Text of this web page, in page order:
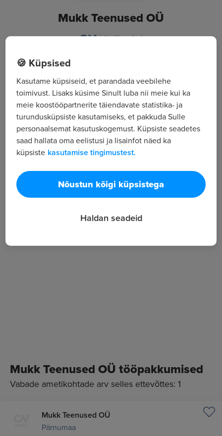
Mukk Teenused OÜ
Kõik tööpakkumised
Tööpakkuja tutvustus
10
Vaatamised
Mukk Teenused OÜ tööpakkumised
Vabade ametikohtade arv selles ettevõttes: 1
Mukk Teenused OÜ
Pärnumaa
🍪 Küpsised
Kasutame küpsiseid, et parandada veebilehe
toimivust. Lisaks küsime Sinult luba nii meie kui ka
meie koostööpartnerite täiendavate statistika- ja
turundusküpsiste kasutamiseks, et pakkuda Sulle
personaalsemat kasutuskogemust. Küpsiste seadetes
saad hallata oma eelistusi ja lisainfot näed ka
küpsiste kasutamise tingimustest.
Nõustun kõigi küpsistega
Haldan seadeid